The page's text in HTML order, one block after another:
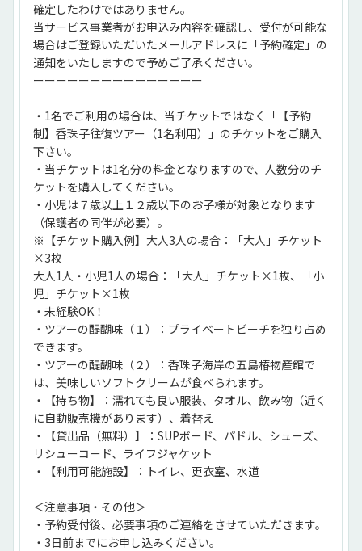
確定したわけではありません。
当サービス事業者がお申込み内容を確認し、受付が可能な
場合はご登録いただいたメールアドレスに「予約確定」の
通知をいたしますので予めご了承ください。
ーーーーーーーーーーーーーーー
・1名でご利用の場合は、当チケットではなく「【予約
制】香珠子往復ツアー（1名利用）」のチケットをご購入
下さい。
・当チケットは1名分の料金となりますので、人数分のチ
ケットを購入してください。
・小児は７歳以上１２歳以下のお子様が対象となります
（保護者の同伴が必要）。
※【チケット購入例】大人3人の場合：「大人」チケット
×3枚
大人1人・小児1人の場合：「大人」チケット×1枚、「小
児」チケット×1枚
・未経験OK！
・ツアーの醍醐味（１）：プライベートビーチを独り占め
できます。
・ツアーの醍醐味（２）：香珠子海岸の五島椿物産館で
は、美味しいソフトクリームが食べられます。
・【持ち物】：濡れても良い服装、タオル、飲み物（近く
に自動販売機があります）、着替え
・【貸出品（無料）】：SUPボード、パドル、シューズ、
リシューコード、ライフジャケット
・【利用可能施設】：トイレ、更衣室、水道
＜注意事項・その他＞
・予約受付後、必要事項のご連絡をさせていただきます。
・3日前までにお申し込みください。